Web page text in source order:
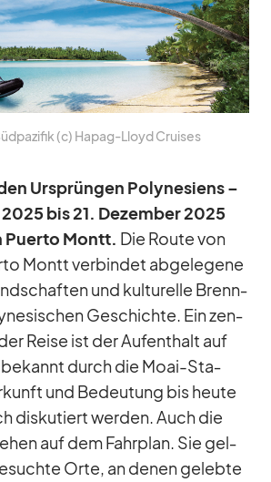
(c) Ha­pag-Lloyd Crui­ses
Ur­sprün­gen Po­ly­ne­si­ens –
bis 21. De­zem­ber 2025
Pu­erto Montt. Die Route von
Montt ver­bin­det ab­ge­le­gene
und kul­tu­relle Brenn­
Ge­schichte. Ein zen­
Reise ist der Auf­ent­halt auf
durch die Moai-Sta­
und Be­deu­tung bis heute
dis­ku­tiert wer­den. Auch die
auf dem Fahr­plan. Sie gel­
Orte, an de­nen ge­lebte